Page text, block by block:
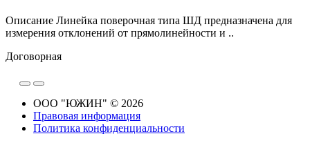
Описание Линейка поверочная типа ШД предназначена для
измерения отклонений от прямолинейности и ..
Договорная
ООО "ЮЖИН" © 2026
Правовая информация
Политика конфиденциальности